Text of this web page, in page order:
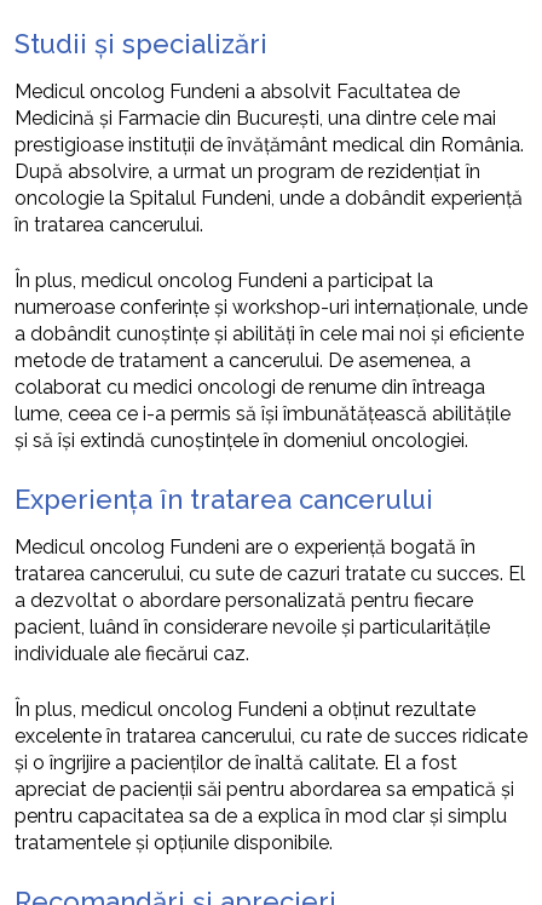
Studii și specializări
Medicul oncolog Fundeni a absolvit Facultatea de
Medicină și Farmacie din București, una dintre cele mai
prestigioase instituții de învățământ medical din România.
După absolvire, a urmat un program de rezidențiat în
oncologie la Spitalul Fundeni, unde a dobândit experiență
în tratarea cancerului.
În plus, medicul oncolog Fundeni a participat la
numeroase conferințe și workshop-uri internaționale, unde
a dobândit cunoștințe și abilități în cele mai noi și eficiente
metode de tratament a cancerului. De asemenea, a
colaborat cu medici oncologi de renume din întreaga
lume, ceea ce i-a permis să își îmbunătățească abilitățile
și să își extindă cunoștințele în domeniul oncologiei.
Experiența în tratarea cancerului
Medicul oncolog Fundeni are o experiență bogată în
tratarea cancerului, cu sute de cazuri tratate cu succes. El
a dezvoltat o abordare personalizată pentru fiecare
pacient, luând în considerare nevoile și particularitățile
individuale ale fiecărui caz.
În plus, medicul oncolog Fundeni a obținut rezultate
excelente în tratarea cancerului, cu rate de succes ridicate
și o îngrijire a pacienților de înaltă calitate. El a fost
apreciat de pacienții săi pentru abordarea sa empatică și
pentru capacitatea sa de a explica în mod clar și simplu
tratamentele și opțiunile disponibile.